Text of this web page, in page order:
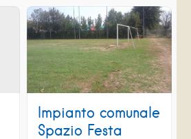
Impianto comunale
Spazio Festa